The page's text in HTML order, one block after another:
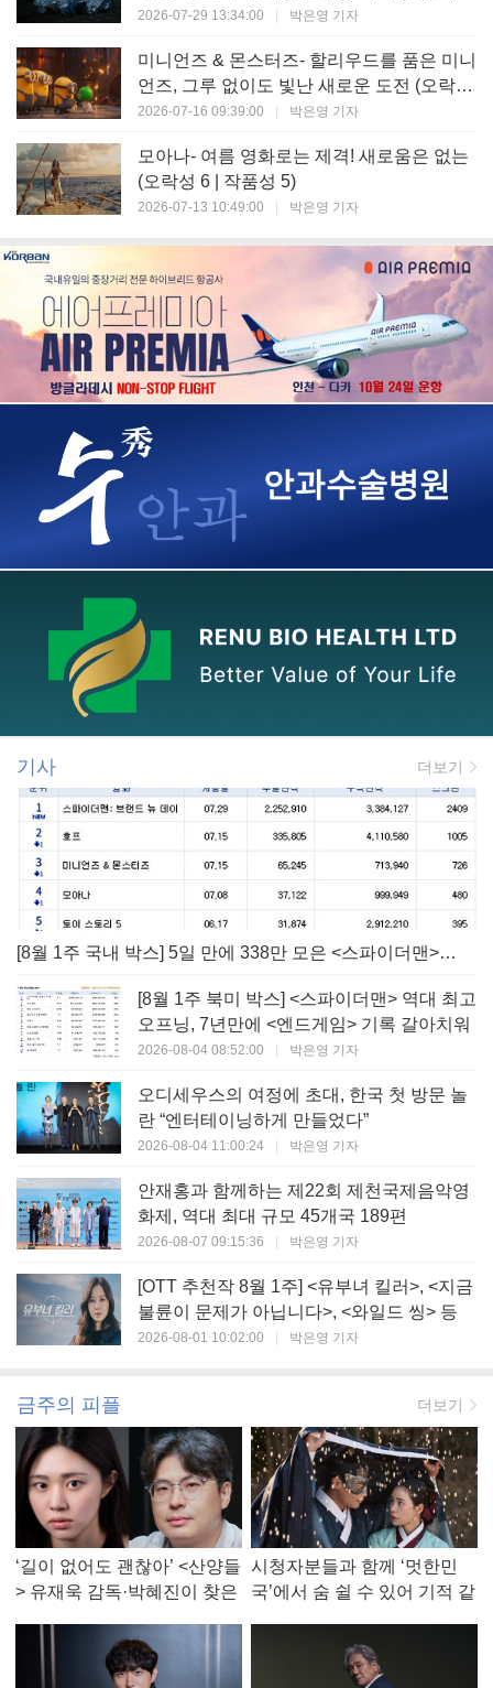
2026-07-29 13:34:00 박은영 기자
미니언즈 & 몬스터즈- 할리우드를 품은 미니
언즈, 그루 없이도 빛난 새로운 도전 (오락성
7 | 작품성 6)
2026-07-16 09:39:00 박은영 기자
모아나- 여름 영화로는 제격! 새로움은 없는
(오락성 6 | 작품성 5)
2026-07-13 10:49:00 박은영 기자
기사 더보기
[8월 1주 국내 박스] 5일 만에 338만 모은 <스파이더맨> 극장가 235% 대반등, <호프>는 400만 돌파
[8월 1주 북미 박스] <스파이더맨> 역대 최고
오프닝, 7년만에 <엔드게임> 기록 갈아치워
2026-08-04 08:52:00 | 박은영 기자
오디세우스의 여정에 초대, 한국 첫 방문 놀
란 “엔터테이닝하게 만들었다”
2026-08-04 11:00:24 | 박은영 기자
안재홍과 함께하는 제22회 제천국제음악영
화제, 역대 최대 규모 45개국 189편
2026-08-07 09:15:36 | 박은영 기자
[OTT 추천작 8월 1주] <유부녀 킬러>, <지금
불륜이 문제가 아닙니다>, <와일드 씽> 등
2026-08-01 10:02:00 | 박은영 기자
금주의 피플 더보기
‘길이 없어도 괜찮아’ <산양들
> 유재욱 감독·박혜진이 찾은
시청자분들과 함께 ‘멋한민
국’에서 숨 쉴 수 있어 기적 같